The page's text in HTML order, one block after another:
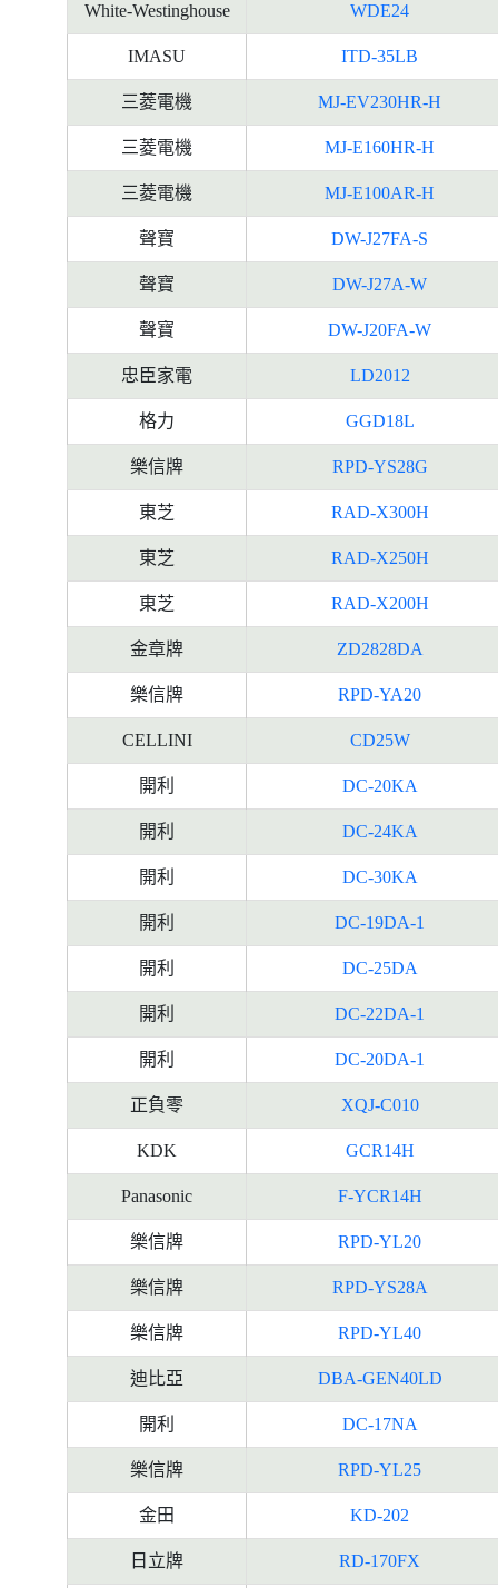
White-Westinghouse WDE24
IMASU ITD-35LB
三菱電機 MJ-EV230HR-H
三菱電機 MJ-E160HR-H
三菱電機 MJ-E100AR-H
聲寶 DW-J27FA-S
聲寶 DW-J27A-W
聲寶 DW-J20FA-W
忠臣家電 LD2012
格力 GGD18L
樂信牌 RPD-YS28G
東芝 RAD-X300H
東芝 RAD-X250H
東芝 RAD-X200H
金章牌 ZD2828DA
樂信牌 RPD-YA20
CELLINI CD25W
開利 DC-20KA
開利 DC-24KA
開利 DC-30KA
開利 DC-19DA-1
開利 DC-25DA
開利 DC-22DA-1
開利 DC-20DA-1
正負零 XQJ-C010
KDK GCR14H
Panasonic F-YCR14H
樂信牌 RPD-YL20
樂信牌 RPD-YS28A
樂信牌 RPD-YL40
迪比亞 DBA-GEN40LD
開利 DC-17NA
樂信牌 RPD-YL25
金田 KD-202
日立牌 RD-170FX